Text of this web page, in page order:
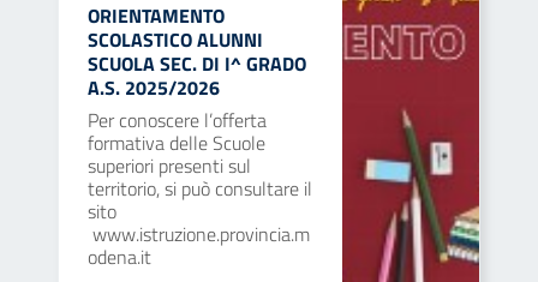
ORIENTAMENTO
SCOLASTICO ALUNNI
SCUOLA SEC. DI I^ GRADO
A.S. 2025/2026
Per conoscere l’offerta
formativa delle Scuole
superiori presenti sul
territorio, si può consultare il
sito
www.istruzione.provincia.m
odena.it